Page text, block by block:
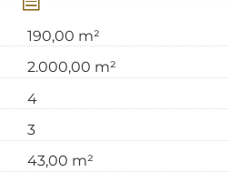
190,00 m²
2.000,00 m²
4
3
43,00 m²